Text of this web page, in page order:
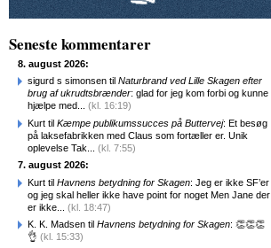
Seneste kommentarer
8. august 2026:
sigurd s simonsen til Naturbrand ved Lille Skagen efter
brug af ukrudtsbrænder: glad for jeg kom forbi og kunne
hjælpe med... (kl. 16:19)
Kurt til Kæmpe publikumssucces på Buttervej: Et besøg
på laksefabrikken med Claus som fortæller er. Unik
oplevelse Tak... (kl. 7:55)
7. august 2026:
Kurt til Havnens betydning for Skagen: Jeg er ikke SF’er
og jeg skal heller ikke have point for noget Men Jane der
er ikke... (kl. 18:47)
K. K. Madsen til Havnens betydning for Skagen: 👏👏👏
👌 (kl. 15:33)